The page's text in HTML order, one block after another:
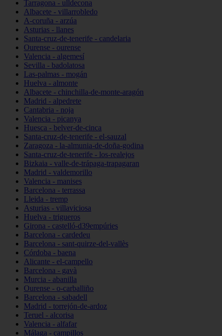
Tarragona - ulldecona
Albacete - villarrobledo
A-coruña - arzúa
Asturias - llanes
Santa-cruz-de-tenerife - candelaria
Ourense - ourense
Valencia - algemesí
Sevilla - badolatosa
Las-palmas - mogán
Huelva - almonte
Albacete - chinchilla-de-monte-aragón
Madrid - alpedrete
Cantabria - noja
Valencia - picanya
Huesca - belver-de-cinca
Santa-cruz-de-tenerife - el-sauzal
Zaragoza - la-almunia-de-doña-godina
Santa-cruz-de-tenerife - los-realejos
Bizkaia - valle-de-trápaga-trapagaran
Madrid - valdemorillo
Valencia - manises
Barcelona - terrassa
Lleida - tremp
Asturias - villaviciosa
Huelva - trigueros
Girona - castelló-d39empúries
Barcelona - cardedeu
Barcelona - sant-quirze-del-vallès
Córdoba - baena
Alicante - el-campello
Barcelona - gavà
Murcia - abanilla
Ourense - o-carballiño
Barcelona - sabadell
Madrid - torrejón-de-ardoz
Teruel - alcorisa
Valencia - alfafar
Málaga - campillos